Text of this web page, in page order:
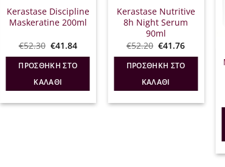
Kerastase Discipline
Maskeratine 200ml
€52.30 Original
was:
€52.30.
€41.84Η
τιμή
είναι:
ΠΡΟΣΘΉΚΗ ΣΤΟ
ΚΑΛΆΘΙ
Kerastase Nutritive
8h Night Serum
90ml
€52.20 Original
was:
€52.20.
€41.76Η
τιμή
είναι:
ΠΡΟΣΘΉΚΗ ΣΤΟ
ΚΑΛΆΘΙ